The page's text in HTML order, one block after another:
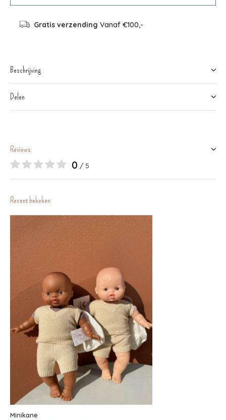
Gratis verzending Vanaf €100,-
Beschrijving
Delen
Reviews
0 / 5
Recent bekeken
Minikane